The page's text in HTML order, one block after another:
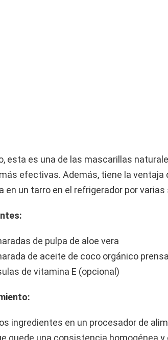
esta es una de las mascarillas
efectivas. Además, tiene la
en un tarro en el refrigerador por varias
de pulpa de aloe vera
de aceite de coco orgánico
de vitamina E (opcional)
ingredientes en un procesador de
quede una consistencia homogénea